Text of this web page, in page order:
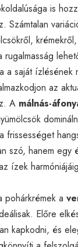
is
Számtalan
rugalmasság
a saját
az
A málnás-
frissességet
szó, hanem egy
ízek
pohárkrémek a
Előre
kapkodni, és